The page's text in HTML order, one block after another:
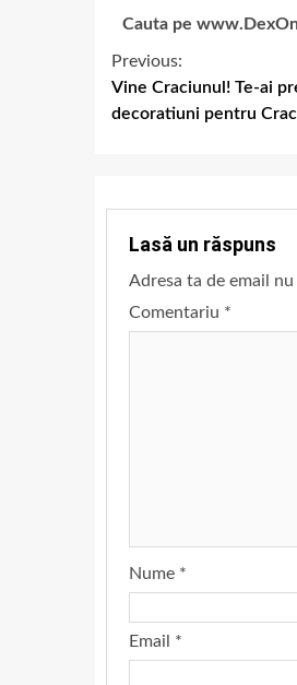
Cauta pe
Previous:
Vine Craciunul! Te-ai
decoratiuni pentru
Lasă un răspuns
Adresa ta de email
Comentariu *
Nume *
Email *